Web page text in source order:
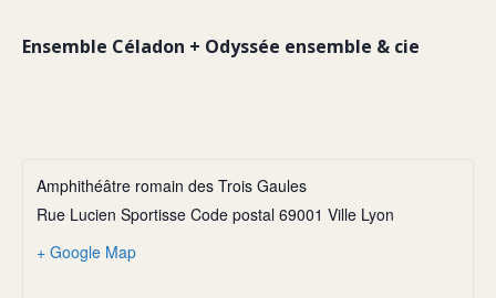
Ensemble Céladon + Odyssée ensemble & cie
Amphithéâtre romain des Trois Gaules
Rue Lucien Sportisse Code postal 69001 Ville Lyon
+ Google Map